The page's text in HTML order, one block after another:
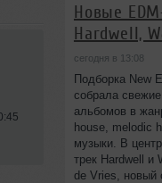
Новые
Hardwell,
сегодня в 13:08
Подборка New
собрала
альбомов в
house, melodic
музыки. В
трек Hardwell и
de Vries, новый